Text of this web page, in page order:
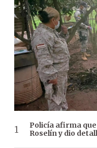
Policía afirma
Roselín y dio